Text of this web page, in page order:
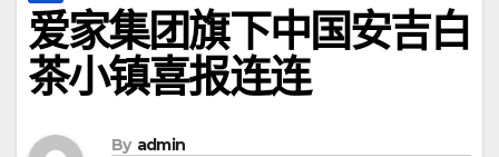
爱家集团旗下中国安吉白
茶小镇喜报连连
By admin